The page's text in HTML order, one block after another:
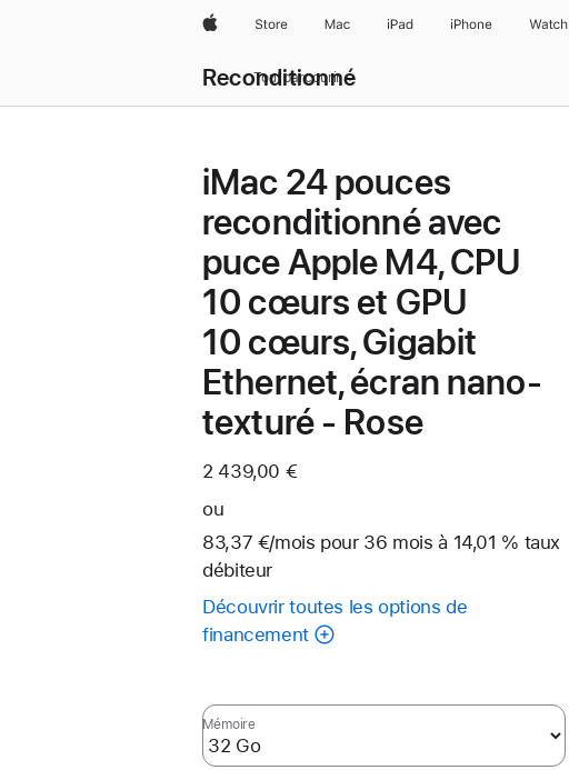
AppleStore Mac iPad iPhone Watch
Reconditionné
Tout parcourir
iMac 24 pouces
reconditionné avec
puce Apple M4, CPU
10 cœurs et GPU
10 cœurs, Gigabit
Ethernet, écran nano-
texturé - Rose
2 439,00 €
ou
83,37 €/mois par
pour 36 mois mois
à 14,01 % taux
débiteur
Découvrir toutes les options de
financement
Mémoire